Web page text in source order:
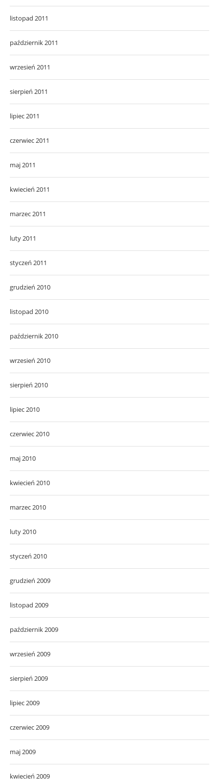
listopad 2011
październik 2011
wrzesień 2011
sierpień 2011
lipiec 2011
czerwiec 2011
maj 2011
kwiecień 2011
marzec 2011
luty 2011
styczeń 2011
grudzień 2010
listopad 2010
październik 2010
wrzesień 2010
sierpień 2010
lipiec 2010
czerwiec 2010
maj 2010
kwiecień 2010
marzec 2010
luty 2010
styczeń 2010
grudzień 2009
listopad 2009
październik 2009
wrzesień 2009
sierpień 2009
lipiec 2009
czerwiec 2009
maj 2009
kwiecień 2009